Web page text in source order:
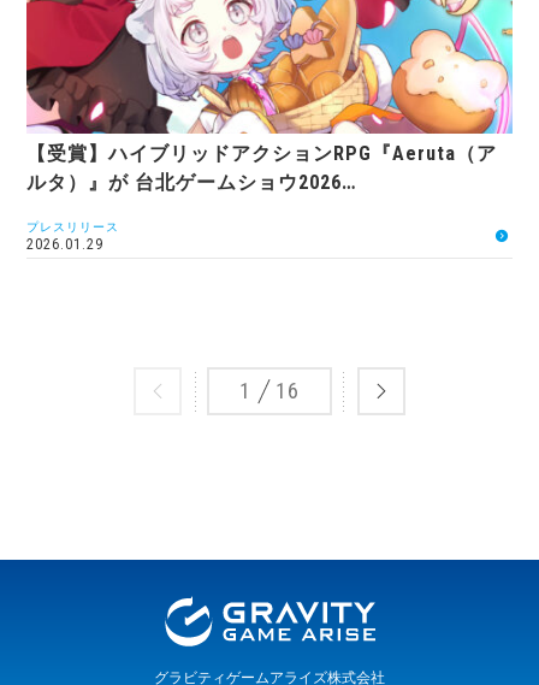
【受賞】ハイブリッドアクションRPG『Aeruta（ア
ルタ）』が 台北ゲームショウ2026…
プレスリリース
2026.01.29
1 16
グラビティゲームアライズ株式会社